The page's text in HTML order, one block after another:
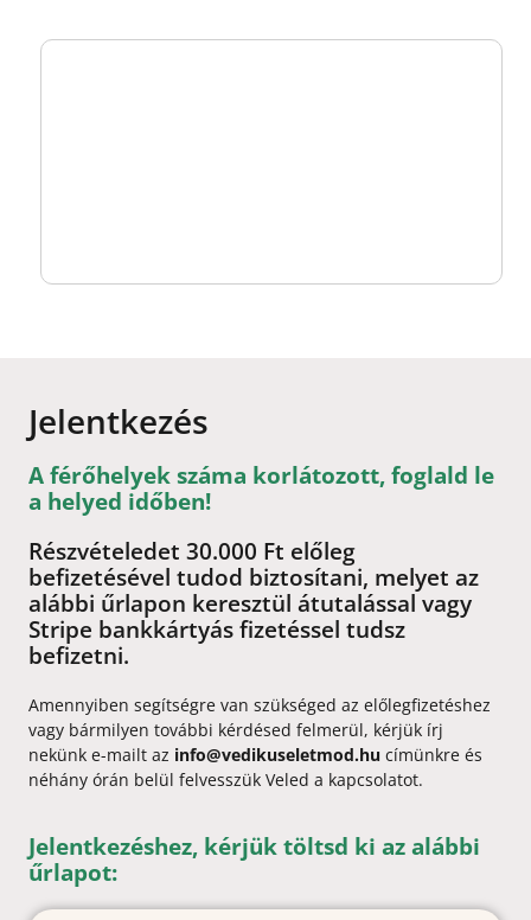
Jelentkezés
A férőhelyek száma korlátozott, foglald le
a helyed időben!
Részvételedet 30.000 Ft előleg
befizetésével tudod biztosítani, melyet az
alábbi űrlapon keresztül átutalással vagy
Stripe bankkártyás fizetéssel tudsz
befizetni.
Amennyiben segítségre van szükséged az előlegfizetéshez
vagy bármilyen további kérdésed felmerül, kérjük írj
nekünk e-mailt az info@vedikuseletmod.hu címünkre és
néhány órán belül felvesszük Veled a kapcsolatot.
Jelentkezéshez, kérjük töltsd ki az alábbi
űrlapot: